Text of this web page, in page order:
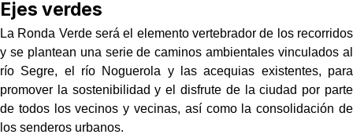
Ejes verdes
La Ronda Verde será el elemento vertebrador de los recorridos
y se plantean una serie de caminos ambientales vinculados al
río Segre, el río Noguerola y las acequias existentes, para
promover la sostenibilidad y el disfrute de la ciudad por parte
de todos los vecinos y vecinas, así como la consolidación de
los senderos urbanos.